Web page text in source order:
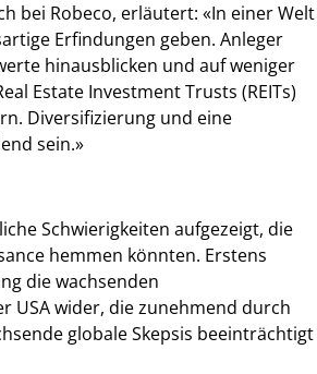
bei Robeco, erläutert: «In einer Welt
Erfindungen geben. Anleger
hinausblicken und auf weniger
Estate Investment Trusts (REITs)
Diversifizierung und eine
sein.»
Schwierigkeiten aufgezeigt, die
hemmen könnten. Erstens
die wachsenden
USA wider, die zunehmend durch
globale Skepsis beeinträchtigt